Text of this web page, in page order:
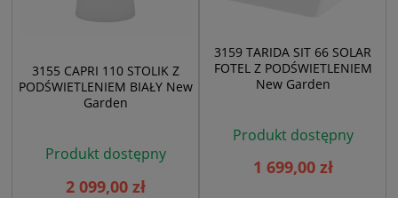
3155 CAPRI 110 STOLIK Z
PODŚWIETLENIEM BIAŁY New
Garden
Produkt dostępny
2 099,00 zł
3159 TARIDA SIT 66 SOLAR
FOTEL Z PODŚWIETLENIEM
New Garden
Produkt dostępny
1 699,00 zł